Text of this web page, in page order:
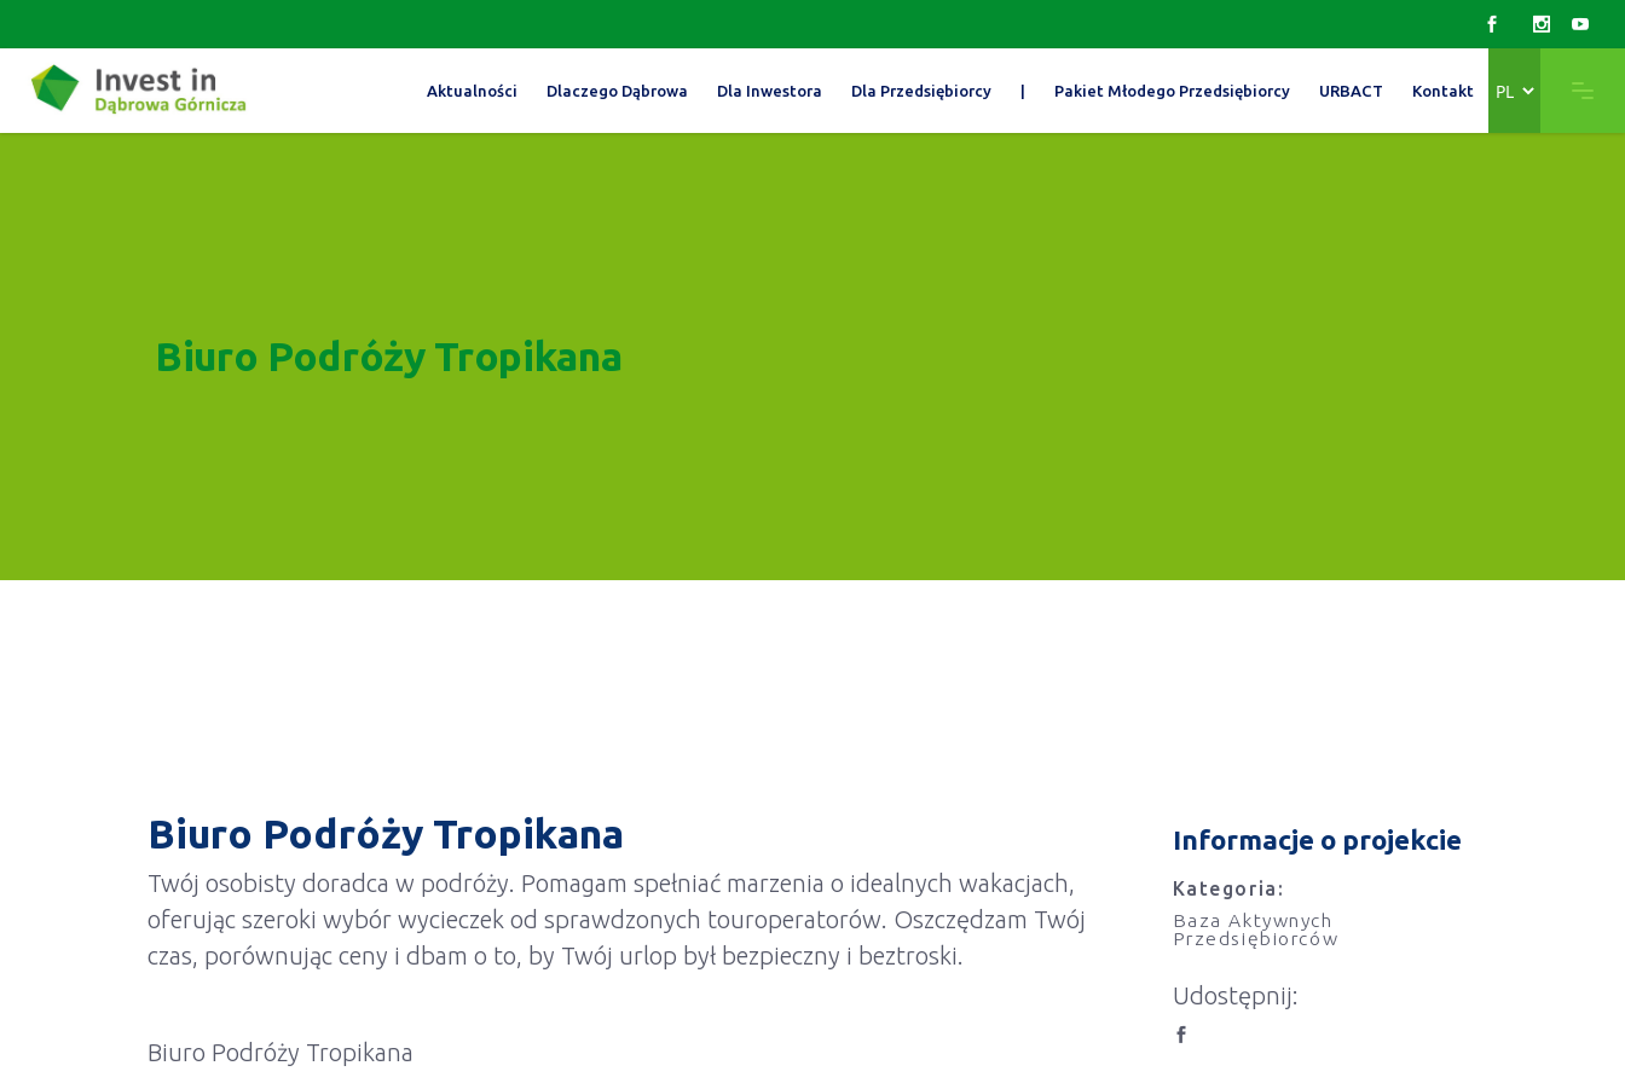
Aktualności Dlaczego Dąbrowa Dla Inwestora Dla Przedsiębiorcy | Pakiet Młodego Przedsiębiorcy URBACT Kontakt
język
Biuro Podróży Tropikana
Biuro Podróży Tropikana
Twój osobisty doradca w podróży. Pomagam spełniać marzenia o idealnych wakacjach,
oferując szeroki wybór wycieczek od sprawdzonych touroperatorów. Oszczędzam Twój
czas, porównując ceny i dbam o to, by Twój urlop był bezpieczny i beztroski.
Biuro Podróży Tropikana
Informacje o projekcie
Kategoria:
Baza Aktywnych
Przedsiębiorców
Udostępnij: